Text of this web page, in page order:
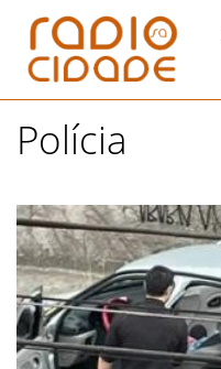
Polícia